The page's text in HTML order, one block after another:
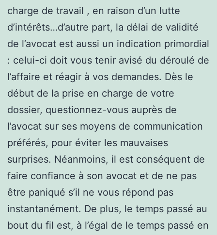
charge de travail , en raison d’un lutte
d’intérêts…d’autre part, la délai de validité
de l’avocat est aussi un indication primordial
: celui-ci doit vous tenir avisé du déroulé de
l’affaire et réagir à vos demandes. Dès le
début de la prise en charge de votre
dossier, questionnez-vous auprès de
l’avocat sur ses moyens de communication
préférés, pour éviter les mauvaises
surprises. Néanmoins, il est conséquent de
faire confiance à son avocat et de ne pas
être paniqué s’il ne vous répond pas
instantanément. De plus, le temps passé au
bout du fil est, à l’égal de le temps passé en